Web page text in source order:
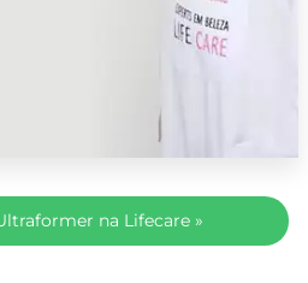
na Lifecare »